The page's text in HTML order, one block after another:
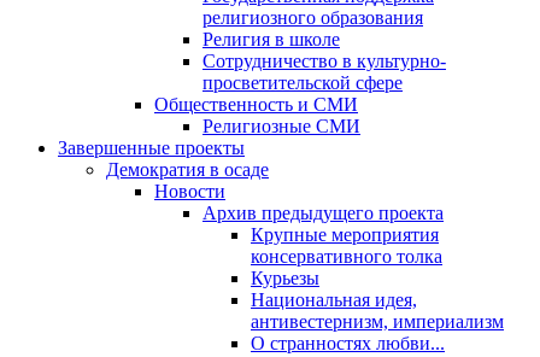
религиозного образования
Религия в школе
Сотрудничество в культурно-
просветительской сфере
Общественность и СМИ
Религиозные СМИ
Завершенные проекты
Демократия в осаде
Новости
Архив предыдущего проекта
Крупные мероприятия
консервативного толка
Курьезы
Национальная идея,
антивестернизм, империализм
О странностях любви...